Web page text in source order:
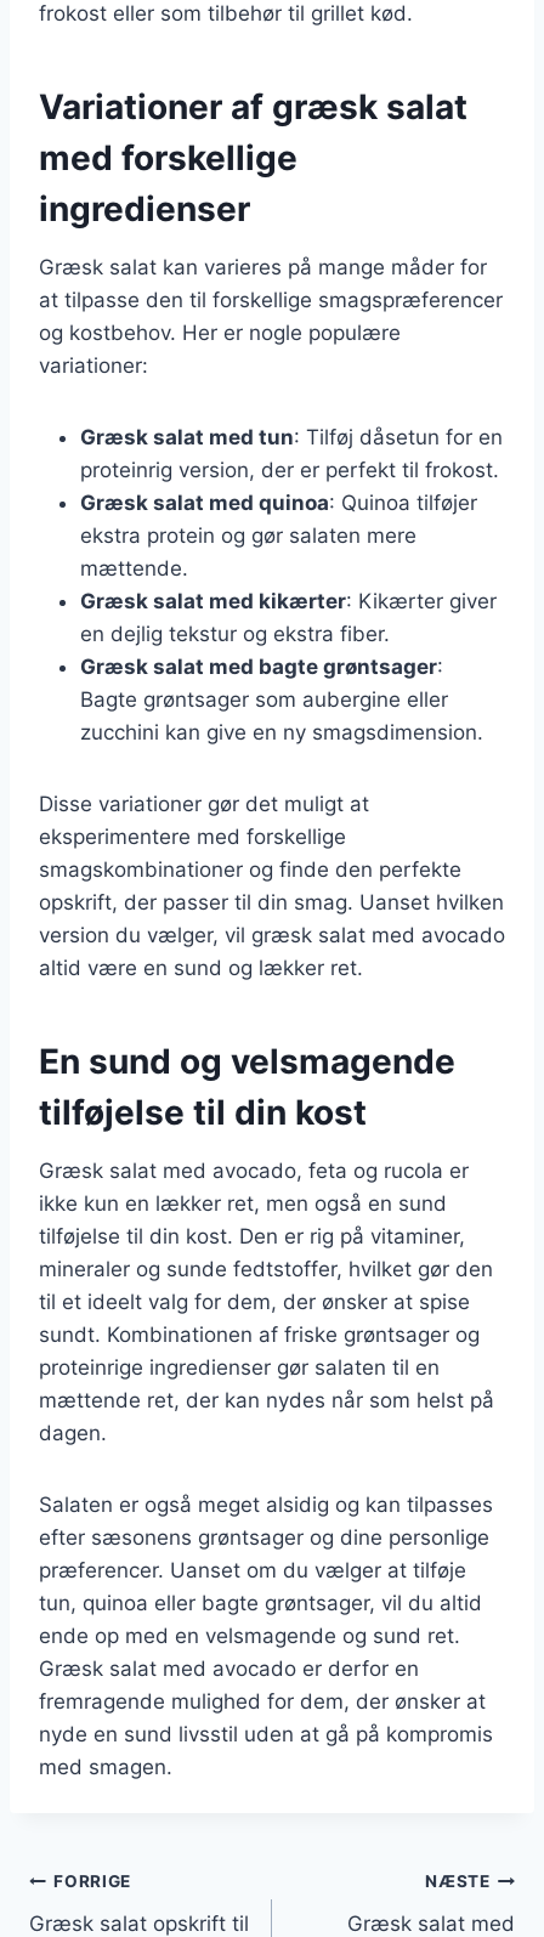
frokost eller som tilbehør til grillet kød.
Variationer af græsk salat
med forskellige
ingredienser
Græsk salat kan varieres på mange måder for
at tilpasse den til forskellige smagspræferencer
og kostbehov. Her er nogle populære
variationer:
Græsk salat med tun: Tilføj dåsetun for en
proteinrig version, der er perfekt til frokost.
Græsk salat med quinoa: Quinoa tilføjer
ekstra protein og gør salaten mere
mættende.
Græsk salat med kikærter: Kikærter giver
en dejlig tekstur og ekstra fiber.
Græsk salat med bagte grøntsager:
Bagte grøntsager som aubergine eller
zucchini kan give en ny smagsdimension.
Disse variationer gør det muligt at
eksperimentere med forskellige
smagskombinationer og finde den perfekte
opskrift, der passer til din smag. Uanset hvilken
version du vælger, vil græsk salat med avocado
altid være en sund og lækker ret.
En sund og velsmagende
tilføjelse til din kost
Græsk salat med avocado, feta og rucola er
ikke kun en lækker ret, men også en sund
tilføjelse til din kost. Den er rig på vitaminer,
mineraler og sunde fedtstoffer, hvilket gør den
til et ideelt valg for dem, der ønsker at spise
sundt. Kombinationen af friske grøntsager og
proteinrige ingredienser gør salaten til en
mættende ret, der kan nydes når som helst på
dagen.
Salaten er også meget alsidig og kan tilpasses
efter sæsonens grøntsager og dine personlige
præferencer. Uanset om du vælger at tilføje
tun, quinoa eller bagte grøntsager, vil du altid
ende op med en velsmagende og sund ret.
Græsk salat med avocado er derfor en
fremragende mulighed for dem, der ønsker at
nyde en sund livsstil uden at gå på kompromis
med smagen.
Indlægsnavigation
FORRIGE
Græsk salat opskrift til
NÆSTE
Græsk salat med